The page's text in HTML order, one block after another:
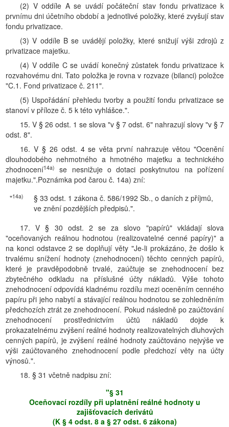
(2) V oddíle A se uvádí počáteční stav fondu privatizace k
prvnímu dni účetního období a jednotlivé položky, které zvyšují stav
fondu privatizace.
(3) V oddíle B se uvádějí položky, které snižují výši zdrojů z
privatizace majetku.
(4) V oddíle C se uvádí konečný zůstatek fondu privatizace k
rozvahovému dni. Tato položka je rovna v rozvaze (bilanci) položce
"C.1. Fond privatizace č. 211".
(5) Uspořádání přehledu tvorby a použití fondu privatizace se
stanoví v příloze č. 5 k této vyhlášce.".
15. V § 26 odst. 1 se slova "v § 7 odst. 6" nahrazují slovy "v § 7
odst. 8".
16. V § 26 odst. 4 se věta první nahrazuje větou "Ocenění
dlouhodobého nehmotného a hmotného majetku a technického
zhodnocení14a)
se nesnižuje o dotaci poskytnutou na pořízení
majetku.".Poznámka pod čarou č. 14a) zní:
"14a)
§ 33 odst. 1 zákona č. 586/1992 Sb., o daních z příjmů,
ve znění pozdějších předpisů.".
17. V § 30 odst. 2 se za slovo "papírů" vkládají slova
"oceňovaných reálnou hodnotou (realizovatelné cenné papíry)" a
na konci odstavce 2 se doplňují věty "Je-li prokázáno, že došlo k
trvalému snížení hodnoty (znehodnocení) těchto cenných papírů,
které je pravděpodobně trvalé, zaúčtuje se znehodnocení bez
zbytečného odkladu na příslušné účty nákladů. Výše tohoto
znehodnocení odpovídá kladnému rozdílu mezi oceněním cenného
papíru při jeho nabytí a stávající reálnou hodnotou se zohledněním
předchozích ztrát ze znehodnocení. Pokud následně po zaúčtování
znehodnocení prostřednictvím účtů nákladů dojde k
prokazatelnému zvýšení reálné hodnoty realizovatelných dluhových
cenných papírů, je zvýšení reálné hodnoty zaúčtováno nejvýše ve
výši zaúčtovaného znehodnocení podle předchozí věty na účty
výnosů.".
18. § 31 včetně nadpisu zní:
"§ 31
Oceňovací rozdíly při uplatnění reálné hodnoty u
zajišťovacích derivátů
(K § 4 odst. 8 a § 27 odst. 6 zákona)